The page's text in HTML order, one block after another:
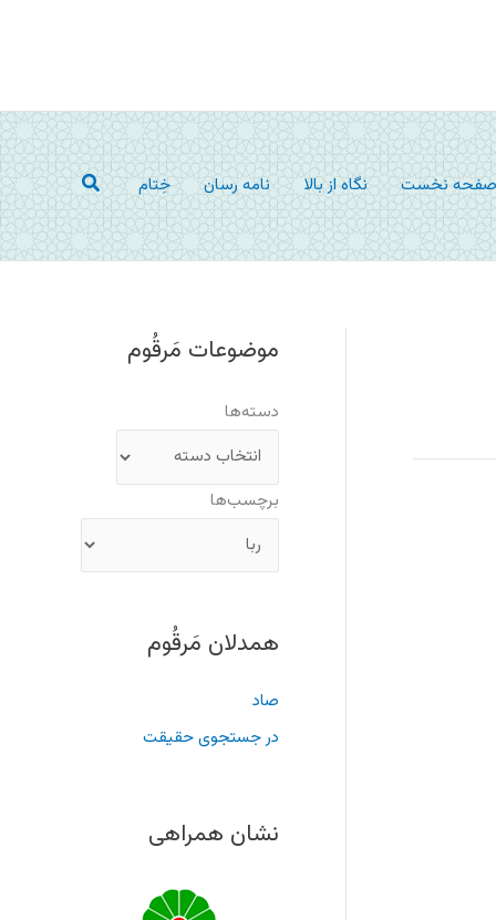
نخست نگاه از بالا نامه رسان خِتام جستجو
موضوعات مَرقُوم
دسته‌ها
برچسب‌ها
همدلان مَرقُوم
صاد
در جستجوی حقیقت
نشان همراهی